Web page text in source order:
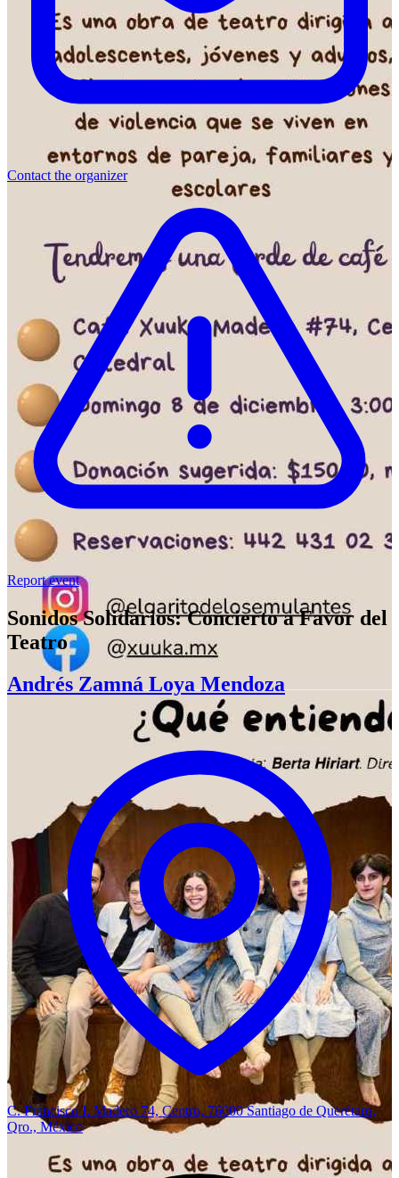
Contact the organizer
Report event
Sonidos Solidarios: Concierto a Favor del
Teatro
Andrés Zamná Loya Mendoza
C. Francisco I. Madero 74, Centro, 76000 Santiago de Querétaro,
Qro., México